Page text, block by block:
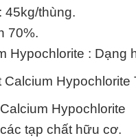
45kg/thùng.
70%.
Hypochlorite : Dạng
Hypochlorite
Hypochlorite
tạp chất hữu cơ.